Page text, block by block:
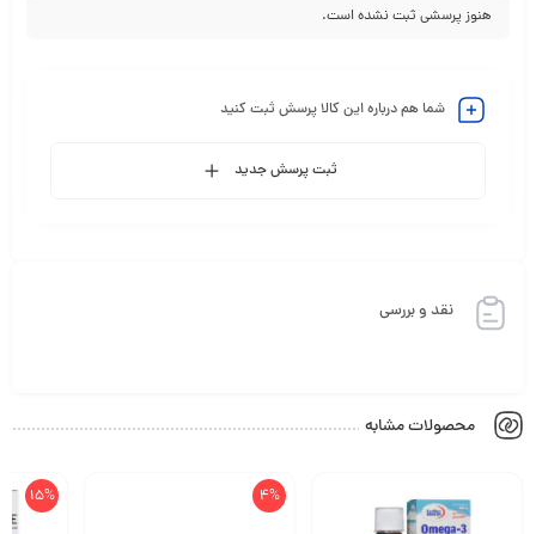
هنوز پرسشی ثبت نشده است.
شما هم درباره این کالا پرسش ثبت کنید
ثبت پرسش جدید
نقد و بررسی
محصولات مشابه
4%
15%